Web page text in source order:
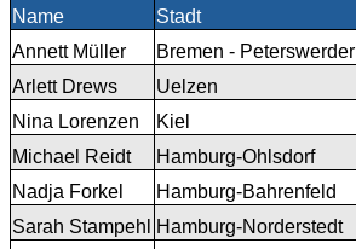
Name Stadt
Annett Müller
Bremen - Peterswerder
Arlett Drews
Uelzen
Nina Lorenzen
Kiel
Michael Reidt
Hamburg-Ohlsdorf
Nadja Forkel
Hamburg-Bahrenfeld
Sarah Stampehl
Hamburg-Norderstedt